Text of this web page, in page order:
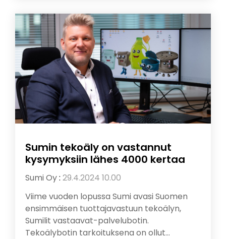
Sumin tekoäly on vastannut
kysymyksiin lähes 4000 kertaa
Sumi Oy: 29.4.2024 10.00
Viime vuoden lopussa Sumi avasi Suomen
ensimmäisen tuottajavastuun tekoälyn,
Sumilit vastaavat-palvelubotin.
Tekoälybotin tarkoituksena on ollut...